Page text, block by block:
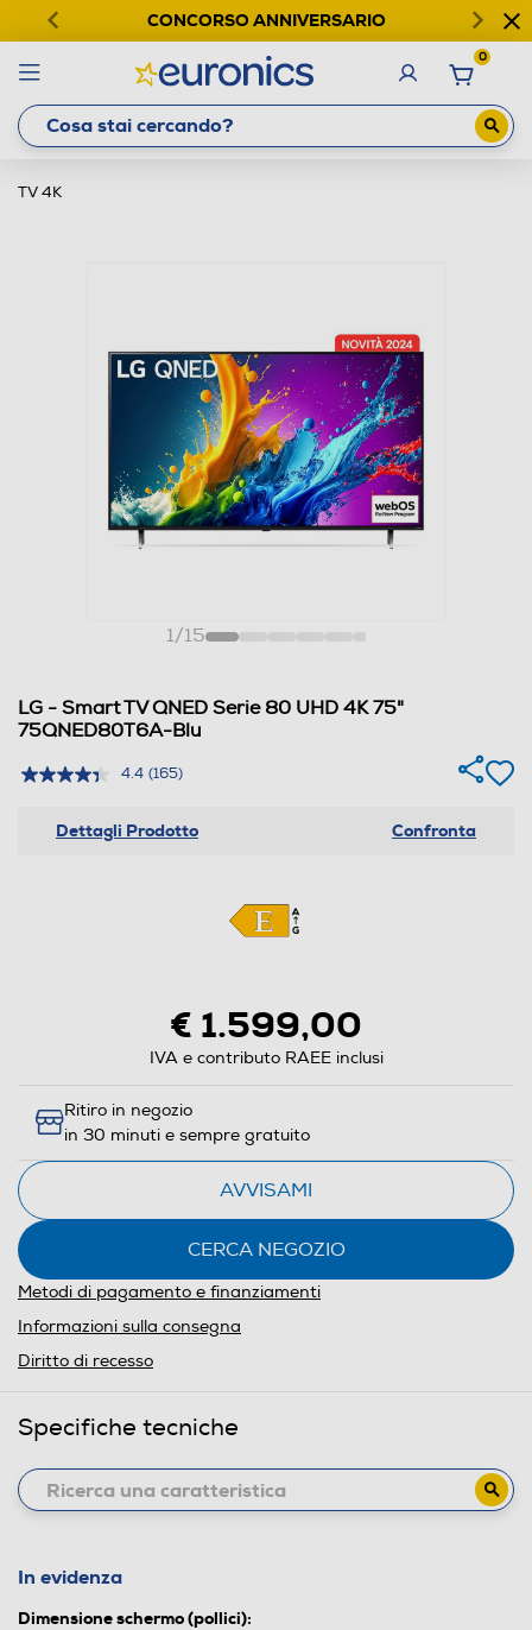
CONCORSO ANNIVERSARIO
0
TV 4K
1/15
LG - Smart TV QNED Serie 80 UHD 4K 75"
75QNED80T6A-Blu
4.4 (165)
Dettagli Prodotto Confronta
€ 1.599,00
IVA e contributo RAEE inclusi
Ritiro in negozio
in 30 minuti e sempre gratuito
AVVISAMI
CERCA NEGOZIO
Metodi di pagamento e finanziamenti
Informazioni sulla consegna
Diritto di recesso
Specifiche tecniche
In evidenza
Dimensione schermo (pollici):